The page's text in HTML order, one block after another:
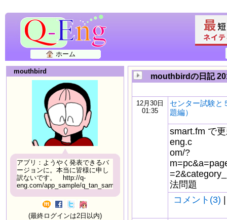
ホーム
mouthbird
アプリ：ようやく発表できるバ
ージョンに。本当に皆様に申し
訳ないです。 http://q-
eng.com/app_sample/q_tan_sample06.html
(最終ログインは2日以内)
mouthbirdの日記
12月30日
01:35
センター試験と
題編）
smart.fm で
eng.c
om/?
法問題
コメント(3)